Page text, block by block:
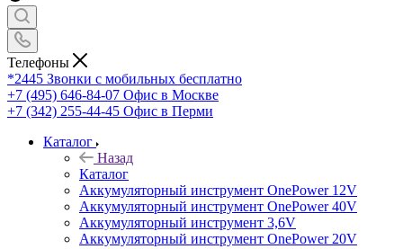
Телефоны
*2445 Звонки с мобильных бесплатно
+7 (495) 646-84-07 Офис в Москве
+7 (342) 255-44-45 Офис в Перми
Каталог
Назад
Каталог
Аккумуляторный инструмент OnePower 12V
Аккумуляторный инструмент OnePower 40V
Аккумуляторный инструмент 3,6V
Аккумуляторный инструмент OnePower 20V